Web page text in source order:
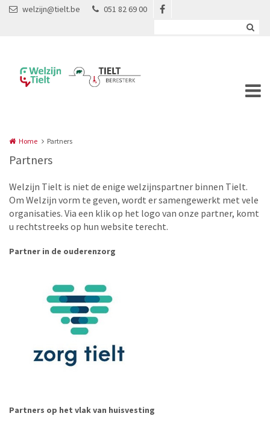
Overslaan en naar de inhoud gaan
welzijn@tielt.be 051 82 69 00
Home Partners
Partners
Welzijn Tielt is niet de enige welzijnspartner binnen Tielt.
Om Welzijn vorm te geven, wordt er samengewerkt met vele
organisaties. Via een klik op het logo van onze partner, komt
u rechtstreeks op hun website terecht.
Partner in de ouderenzorg
Partners op het vlak van huisvesting